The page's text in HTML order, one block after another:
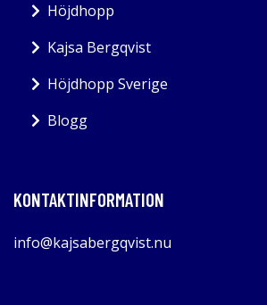
Höjdhopp
Kajsa Bergqvist
Höjdhopp Sverige
Blogg
KONTAKTINFORMATION
info@kajsabergqvist.nu